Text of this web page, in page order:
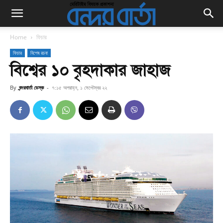
Home ফিচার
ফিচার বিশেষ রচনা
বিশ্বের ১০ বৃহদাকার জাহাজ
By বন্দরবার্তা ডেস্ক - ৭:১৫ অপরাহ্ন, ১ সেপ্টেম্বর ২২